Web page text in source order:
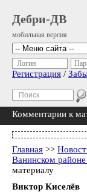
Дебри-ДВ
мобильная версия
Логин
Регистрация /
Комментарии к
Главная >>
Ванинском
материалу
Виктор Киселёв